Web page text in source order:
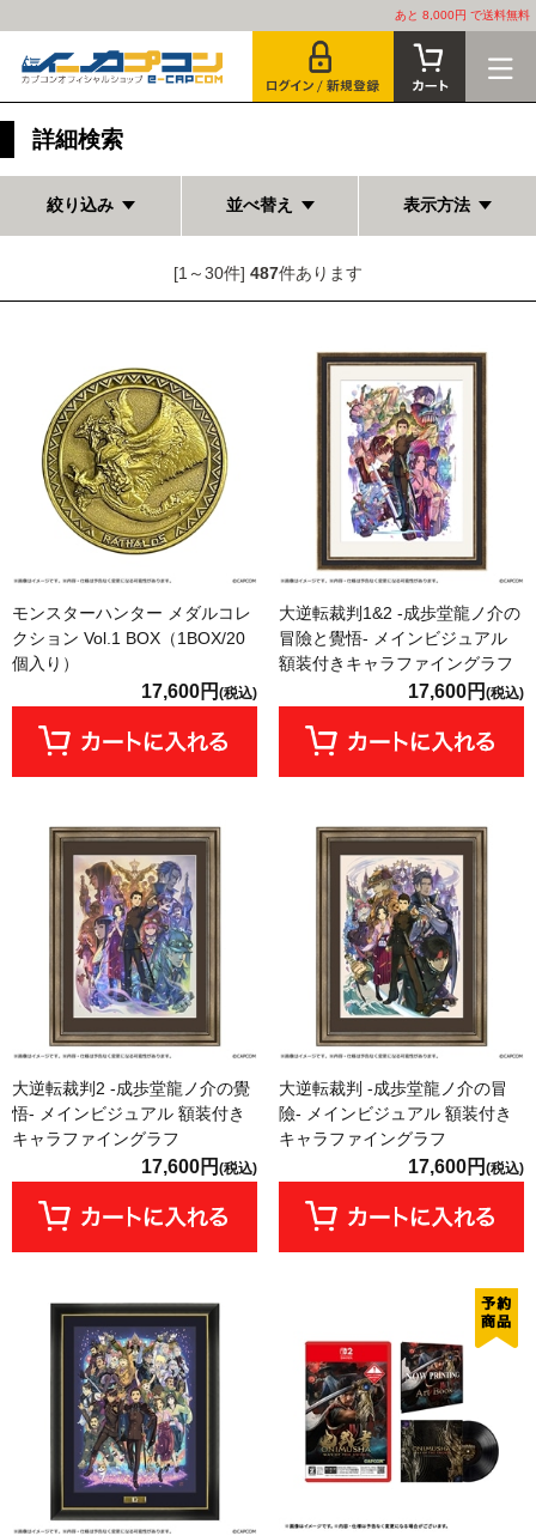
あと 8,000円 で送料無料
詳細検索
絞り込み 並べ替え 表示方法
[1～30件] 487件あります
モンスターハンター メダルコレ
クション Vol.1 BOX（1BOX/20
個入り）
17,600円 (税込)
大逆転裁判1&2 -成歩堂龍ノ介の
冒險と覺悟- メインビジュアル
額装付きキャラファイングラフ
17,600円 (税込)
大逆転裁判2 -成歩堂龍ノ介の覺
悟- メインビジュアル 額装付き
キャラファイングラフ
17,600円 (税込)
大逆転裁判 -成歩堂龍ノ介の冒
險- メインビジュアル 額装付き
キャラファイングラフ
17,600円 (税込)